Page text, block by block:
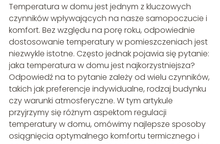
Temperatura w domu jest jednym z kluczowych
czynników wpływających na nasze samopoczucie i
komfort. Bez względu na porę roku, odpowiednie
dostosowanie temperatury w pomieszczeniach jest
niezwykle istotne. Często jednak pojawia się pytanie:
jaka temperatura w domu jest najkorzystniejsza?
Odpowiedź na to pytanie zależy od wielu czynników,
takich jak preferencje indywidualne, rodzaj budynku
czy warunki atmosferyczne. W tym artykule
przyjrzymy się różnym aspektom regulacji
temperatury w domu, omówimy najlepsze sposoby
osiągnięcia optymalnego komfortu termicznego i